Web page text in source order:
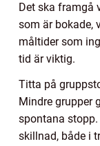
Det ska framgå
som är bokade,
måltider som
tid är viktig.
Titta på
Mindre grupper
spontana stopp.
skillnad, både i